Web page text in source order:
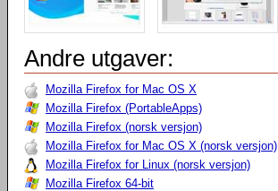
Andre utgaver:
Mozilla Firefox for Mac OS X
Mozilla Firefox (PortableApps)
Mozilla Firefox (norsk versjon)
Mozilla Firefox for Mac OS X (norsk versjon)
Mozilla Firefox for Linux (norsk versjon)
Mozilla Firefox 64-bit